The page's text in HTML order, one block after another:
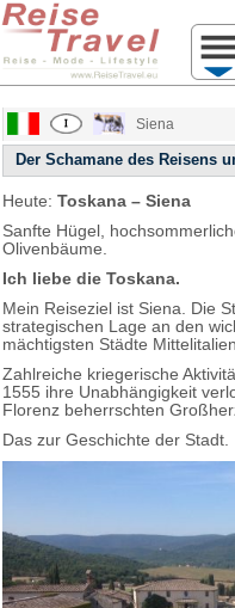
Siena
Der Schamane des Reisens
Heute: Toskana – Siena
Sanfte Hügel,
Olivenbäume.
Ich liebe die Toskana.
Mein Reiseziel ist Siena. Die
strategischen Lage an den
mächtigsten Städte
Zahlreiche kriegerische
1555 ihre Unabhängigkeit
Florenz beherrschten
Das zur Geschichte der Stadt.